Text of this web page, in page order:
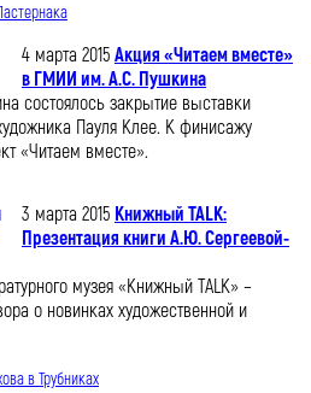
4 марта 2015 Акция «Читаем вместе»
в ГМИИ им. А.С. Пушкина
состоялось закрытие выставки
Пауля Клее. К финисажу
«Читаем вместе».
3 марта 2015 Книжный TALK:
Презентация книги А.Ю. Сергеевой-
музея «Книжный TALK» –
о новинках художественной и
в Трубниках